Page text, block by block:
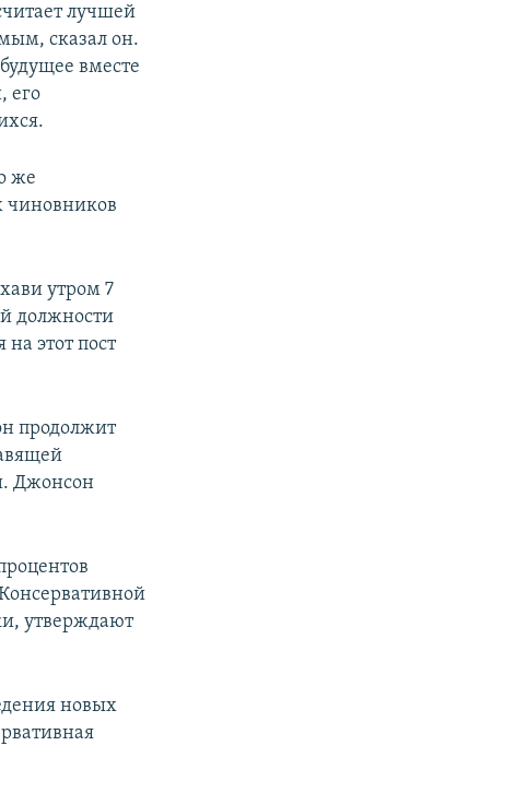
лучшей
сказал он.
вместе
его
же
чиновников
утром 7
должности
этот пост
продолжит
Джонсон
утверждают
новых